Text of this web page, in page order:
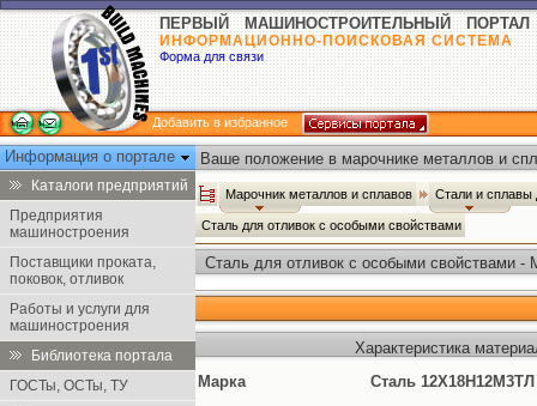
ПЕРВЫЙ МАШИНОСТРОИТЕЛЬНЫЙ ПОРТАЛ
ИНФОРМАЦИОННО-ПОИСКОВАЯ СИСТЕМА
Форма для связи
Добавить в избранное
Информация о портале
Каталоги предприятий
Предприятия
машиностроения
Поставщики проката,
поковок, отливок
Работы и услуги для
машиностроения
Библиотека портала
ГОСТы, ОСТы, ТУ
Ваше положение в марочнике металлов и
Марочник металлов и сплавов Стали и сплавы
Сталь для отливок с особыми свойствами
Сталь для отливок с особыми свойствами -
Характеристика
Марка
Сталь 12Х18Н12М3ТЛ